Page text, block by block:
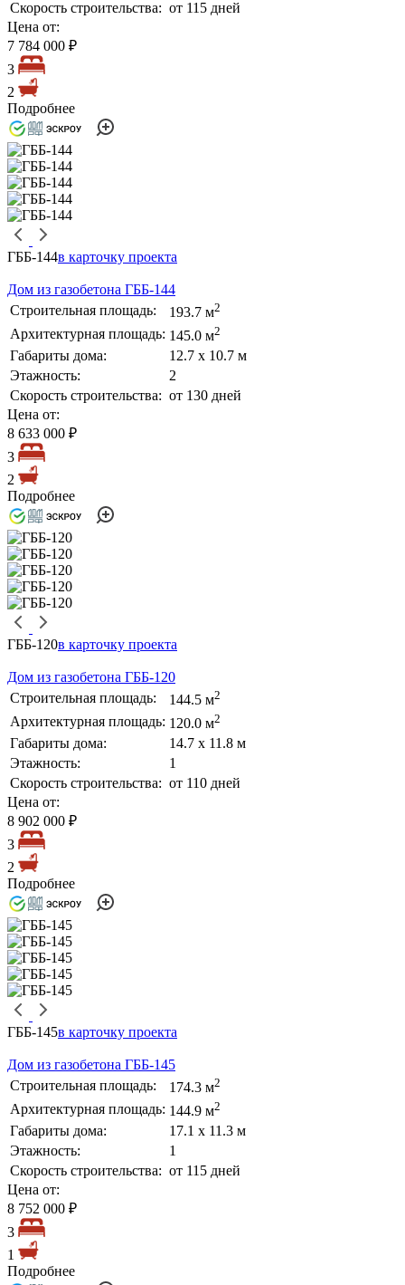
Скорость строительства: от 115 дней
Цена от:
7 784 000 ₽
3
2
Подробнее
ГББ-144в карточку проекта
Дом из газобетона ГББ-144
Строительная площадь:
193.7 м2
Архитектурная площадь: 145.0 м2
Габариты дома:
12.7 х 10.7 м
Этажность:
2
Скорость строительства: от 130 дней
Цена от:
8 633 000 ₽
3
2
Подробнее
ГББ-120в карточку проекта
Дом из газобетона ГББ-120
Строительная площадь:
144.5 м2
Архитектурная площадь: 120.0 м2
Габариты дома:
14.7 х 11.8 м
Этажность:
1
Скорость строительства: от 110 дней
Цена от:
8 902 000 ₽
3
2
Подробнее
ГББ-145в карточку проекта
Дом из газобетона ГББ-145
Строительная площадь:
174.3 м2
Архитектурная площадь: 144.9 м2
Габариты дома:
17.1 х 11.3 м
Этажность:
1
Скорость строительства: от 115 дней
Цена от:
8 752 000 ₽
3
1
Подробнее